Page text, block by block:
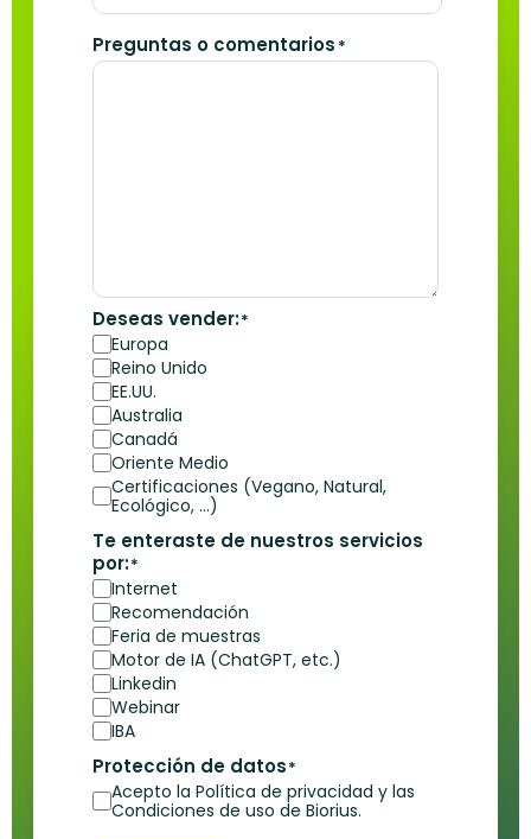
Preguntas o comentarios *
Deseas vender:*
Europa
Reino Unido
EE.UU.
Australia
Canadá
Oriente Medio
Certificaciones (Vegano, Natural,
Ecológico, ...)
Te enteraste de nuestros servicios
por:*
Internet
Recomendación
Feria de muestras
Motor de IA (ChatGPT, etc.)
Linkedin
Webinar
IBA
Protección de datos*
Acepto la Política de privacidad y las
Condiciones de uso de Biorius.